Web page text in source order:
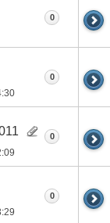
0
0
0
0